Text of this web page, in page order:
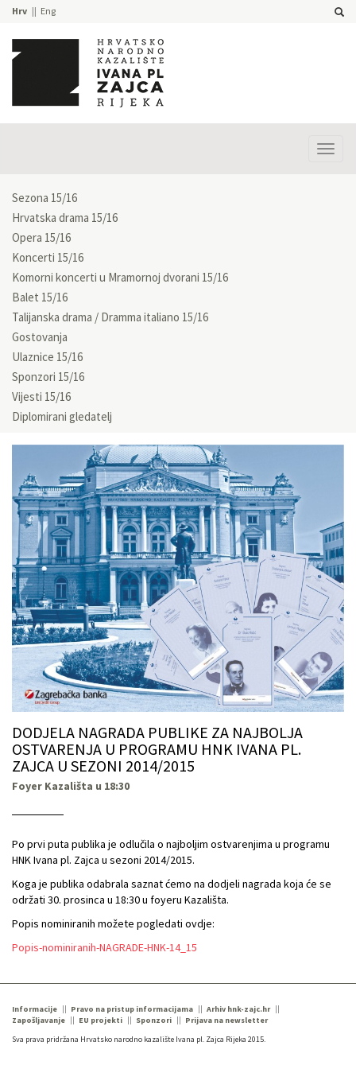
Hrv Eng
Sezona 15/16
Hrvatska drama 15/16
Opera 15/16
Koncerti 15/16
Komorni koncerti u Mramornoj dvorani 15/16
Balet 15/16
Talijanska drama / Dramma italiano 15/16
Gostovanja
Ulaznice 15/16
Sponzori 15/16
Vijesti 15/16
Diplomirani gledatelj
DODJELA NAGRADA PUBLIKE ZA NAJBOLJA
OSTVARENJA U PROGRAMU HNK IVANA PL.
ZAJCA U SEZONI 2014/2015
Foyer Kazališta u 18:30
Po prvi puta publika je odlučila o najboljim ostvarenjima u programu
HNK Ivana pl. Zajca u sezoni 2014/2015.
Koga je publika odabrala saznat ćemo na dodjeli nagrada koja će se
održati 30. prosinca u 18:30 u foyeru Kazališta.
Popis nominiranih možete pogledati ovdje:
Popis-nominiranih-NAGRADE-HNK-14_15
Informacije Pravo na pristup informacijama
Arhiv hnk-zajc.hr
Zapošljavanje
EU projekti Sponzori
Prijava na newsletter
Sva prava pridržana Hrvatsko narodno kazalište Ivana pl. Zajca Rijeka 2015.